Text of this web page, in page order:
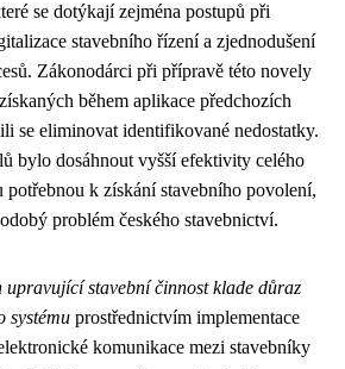
se dotýkají zejména postupů při
stavebního řízení a zjednodušení
Zákonodárci při přípravě této novely
během aplikace předchozích
se eliminovat identifikované nedostatky.
bylo dosáhnout vyšší efektivity celého
potřebnou k získání stavebního povolení,
problém českého stavebnictví.
upravující stavební činnost klade důraz
systému prostřednictvím implementace
komunikace mezi stavebníky